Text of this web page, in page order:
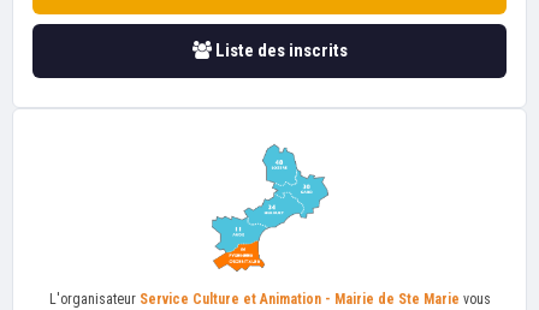
Liste des inscrits
L'organisateur Service Culture et Animation - Mairie de Ste Marie vous